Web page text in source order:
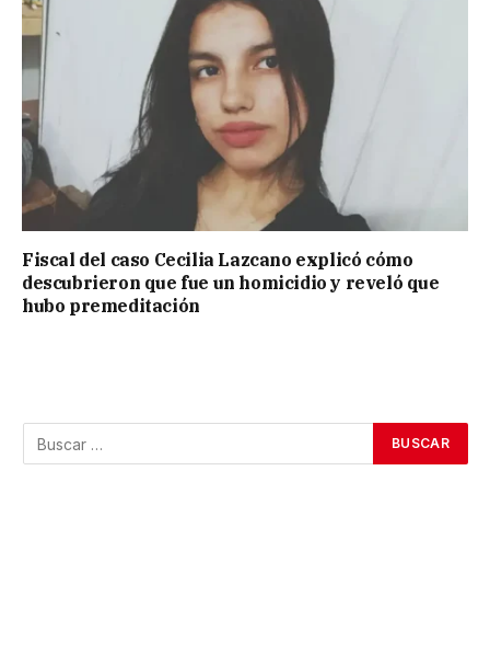
Fiscal del caso Cecilia Lazcano explicó cómo
descubrieron que fue un homicidio y reveló que
hubo premeditación